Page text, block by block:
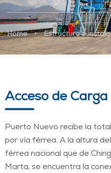
Home > Estructura e
Acceso de Carga
Puerto Nuevo recibe la
por vía férrea. A la altura del
férrea nacional que de
Marta, se encuentra la